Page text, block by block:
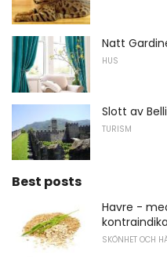
Natt
HUS
Slott av
TURISM
Best posts
Havre -
SKÖNHET OCH